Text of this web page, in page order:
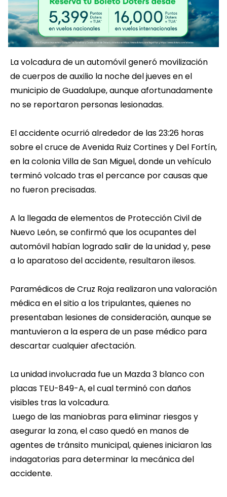
La volcadura de un automóvil generó movilización
de cuerpos de auxilio la noche del jueves en el
municipio de Guadalupe, aunque afortunadamente
no se reportaron personas lesionadas.
El accidente ocurrió alrededor de las 23:26 horas
sobre el cruce de Avenida Ruiz Cortines y Del Fortín,
en la colonia Villa de San Miguel, donde un vehículo
terminó volcado tras el percance por causas que
no fueron precisadas.
A la llegada de elementos de Protección Civil de
Nuevo León, se confirmó que los ocupantes del
automóvil habían logrado salir de la unidad y, pese
a lo aparatoso del accidente, resultaron ilesos.
Paramédicos de Cruz Roja realizaron una valoración
médica en el sitio a los tripulantes, quienes no
presentaban lesiones de consideración, aunque se
mantuvieron a la espera de un pase médico para
descartar cualquier afectación.
La unidad involucrada fue un Mazda 3 blanco con
placas TEU-849-A, el cual terminó con daños
visibles tras la volcadura.
Luego de las maniobras para eliminar riesgos y
asegurar la zona, el caso quedó en manos de
agentes de tránsito municipal, quienes iniciaron las
indagatorias para determinar la mecánica del
accidente.